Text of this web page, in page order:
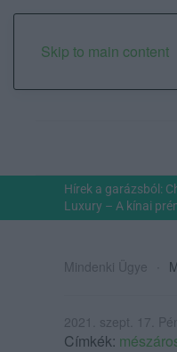
Skip to main content
2026.
Hírek a garázsból:
Luxury – A kínai
Mindenki Ügye
2021. szept. 17.
Címkék: